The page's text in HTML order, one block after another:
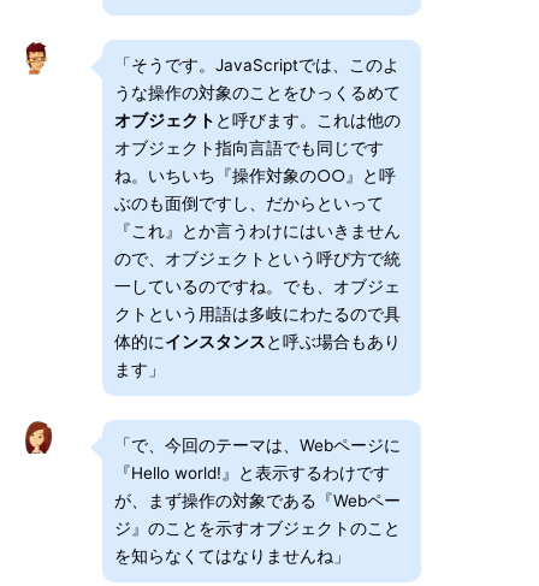
「そうです。JavaScriptでは、このよ
うな操作の対象のことをひっくるめて
オブジェクト と呼びます。これは他の
オブジェクト指向言語でも同じです
ね。いちいち『操作対象の○○』と呼
ぶのも面倒ですし、だからといって
『これ』とか言うわけにはいきません
ので、オブジェクトという呼び方で統
一しているのですね。でも、オブジェ
クトという用語は多岐にわたるので具
体的にインスタンスと呼ぶ場合もあり
ます」
「で、今回のテーマは、Webページに
『Hello world!』と表示するわけです
が、まず操作の対象である『Webペー
ジ』のことを示すオブジェクトのこと
を知らなくてはなりませんね」